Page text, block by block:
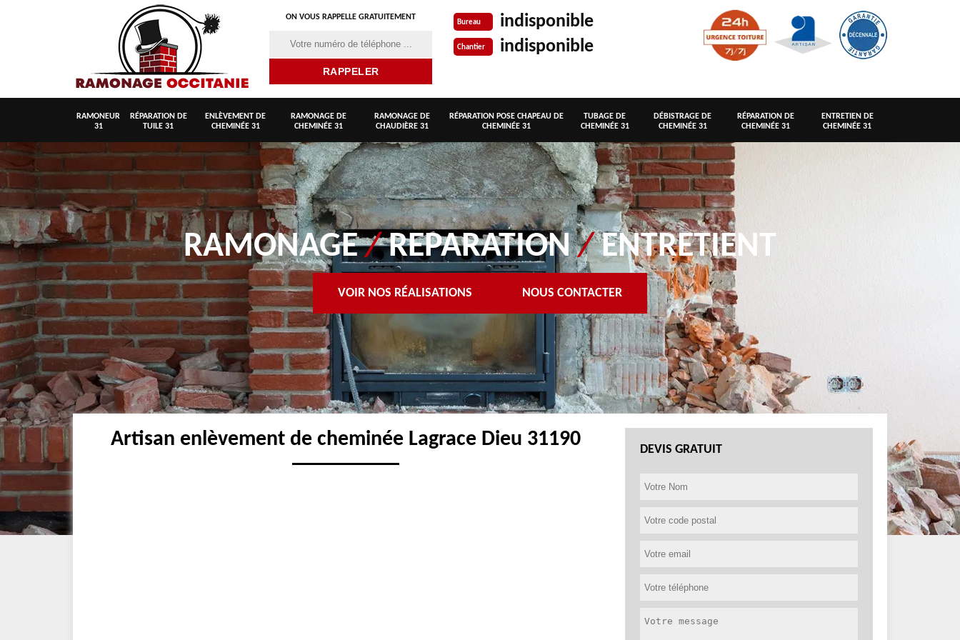
ON VOUS RAPPELLE GRATUITEMENT
Bureau indisponible
Chantier indisponible
RAMONEUR
31
RÉPARATION DE
TUILE 31
ENLÈVEMENT DE
CHEMINÉE 31
RAMONAGE DE
CHEMINÉE 31
RAMONAGE DE
CHAUDIÈRE 31
RÉPARATION POSE CHAPEAU DE
CHEMINÉE 31
TUBAGE DE
CHEMINÉE 31
DÉBISTRAGE DE
CHEMINÉE 31
RÉPARATION DE
CHEMINÉE 31
ENTRETIEN DE
CHEMINÉE 31
RAMONAGE/REPARATION/ENTRETIENT
VOIR NOS RÉALISATIONS NOUS CONTACTER
Artisan enlèvement de cheminée Lagrace Dieu 31190 DEVIS GRATUIT